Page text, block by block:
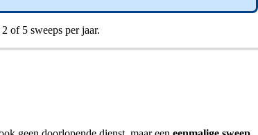
of 5 sweeps per jaar.